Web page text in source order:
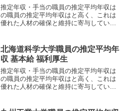
推定年収・手当の職員の推定平均年収は
の職員の推定平均年収はと高く、これは
優れた人材の確保と維持に寄与していま
提供しています。推定順位推定平均年収
(35歳)(45歳)(5...
北海道科学大学職員の推定平均年
収 基本給 福利厚生
推定年収・手当の職員の推定平均年収は
の職員の推定平均年収はと高く、これは
優れた人材の確保と維持に寄与していま